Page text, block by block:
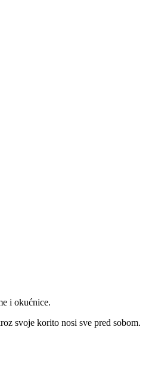
i okućnice.
svoje korito nosi sve pred sobom.